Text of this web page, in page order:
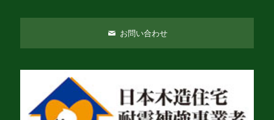
お問い合わせ